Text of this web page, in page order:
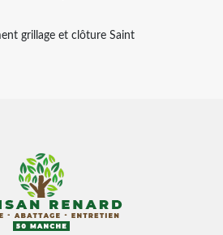
grillage et clôture Saint